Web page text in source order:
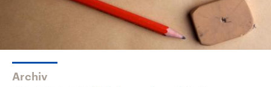
Archiv